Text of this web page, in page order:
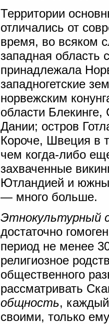
Территории
отличались от
время, во всяком
западная
принадлежала
западногетские
норвежским
области
Дании; остров
Короче, Швеция в
чем когда-либо
захваченные
Ютландией и
— много больше.
Этнокультурный
достаточно
период не менее
религиозное
общественного
рассматривать
общность,
своими, только